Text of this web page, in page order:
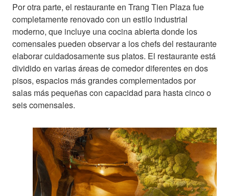
Por otra parte, el restaurante en Trang Tien Plaza fue
completamente renovado con un estilo industrial
moderno, que incluye una cocina abierta donde los
comensales pueden observar a los chefs del restaurante
elaborar cuidadosamente sus platos. El restaurante está
dividido en varias áreas de comedor diferentes en dos
pisos, espacios más grandes complementados por
salas más pequeñas con capacidad para hasta cinco o
seis comensales.